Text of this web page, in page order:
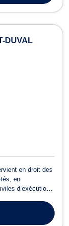
DUVAL
en droit des
en
d’exécution,
résolution de